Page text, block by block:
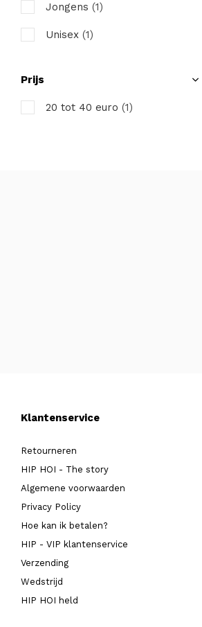
Jongens (1)
Unisex (1)
Prijs
20 tot 40 euro (1)
Klantenservice
Retourneren
HIP HOI - The story
Algemene voorwaarden
Privacy Policy
Hoe kan ik betalen?
HIP - VIP klantenservice
Verzending
Wedstrijd
HIP HOI held